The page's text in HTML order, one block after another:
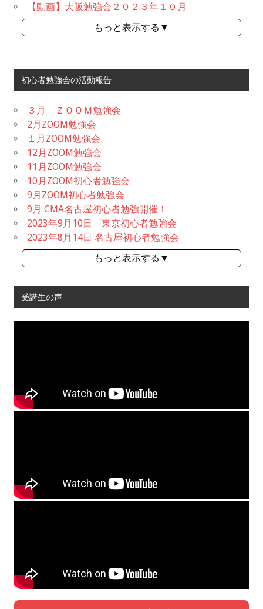
【動画】大阪勉強会２０２３年１０月
もっと表示する▼
初心者勉強会の活動報告
３月 ＺＯＯＭ勉強会
2月ZOOM勉強会
１月ZOOM勉強会
12月ZOOM勉強会
11月ZOOM勉強会
10月ZOOM初心者勉強会
9月ZOOM初心者勉強会
9月 CMA名古屋初心者勉強開催！
2023年9月10日 東京初心者勉強会
2023年8月14日 名古屋初心者勉強会
もっと表示する▼
受講生の声